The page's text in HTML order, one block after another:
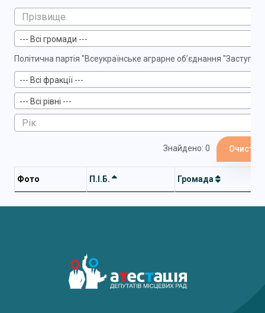
--- Всі громади ---
Політична партія "Всеукраїнське аграрне об’єднання "Заступ"
--- Всі фракції ---
--- Всі рівні ---
Знайдено: 0
Фото П.І.Б. Громада